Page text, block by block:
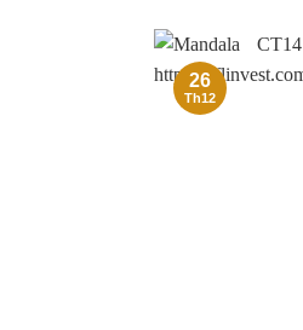
26
Th12